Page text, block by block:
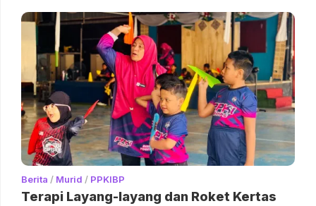
Berita / Murid / PPKIBP
Terapi Layang-layang dan Roket Kertas